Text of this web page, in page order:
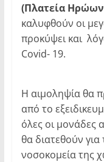
(Πλατεία Ηρώων
καλυφθούν οι
προκύψει και
Covid- 19.
Η αιμοληψία θα
από το
όλες οι μονάδες
θα διατεθούν
νοσοκομεία της